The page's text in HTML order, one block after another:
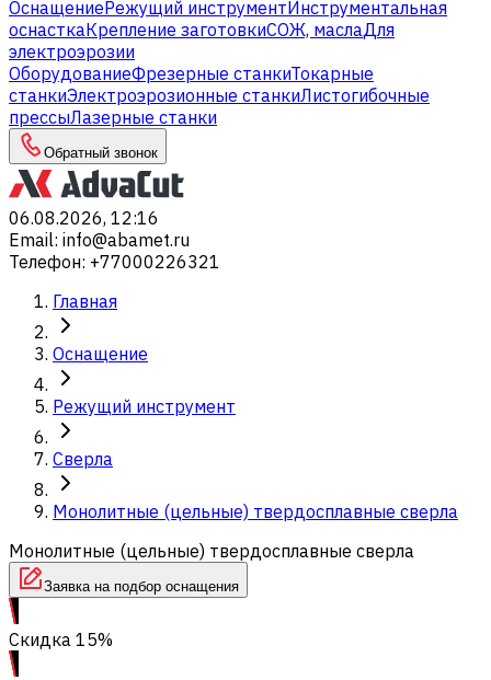
ОснащениеРежущий инструментИнструментальная
оснасткаКрепление заготовкиСОЖ, маслаДля
электроэрозии
ОборудованиеФрезерные станкиТокарные
станкиЭлектроэрозионные станкиЛистогибочные
прессыЛазерные станки
Обратный звонок
06.08.2026, 12:16
Email: info@abamet.ru
Телефон: +77000226321
Главная
Оснащение
Режущий инструмент
Сверла
Монолитные (цельные) твердосплавные сверла
Монолитные (цельные) твердосплавные сверла
Заявка на подбор оснащения
Скидка 15%